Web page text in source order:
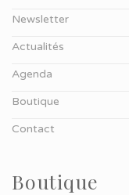
Newsletter
Actualités
Agenda
Boutique
Contact
Boutique